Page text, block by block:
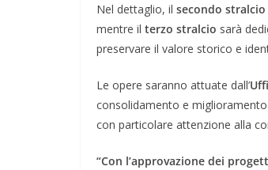
Nel dettaglio, il secondo stralcio
mentre il terzo stralcio sarà
preservare il valore storico e
Le opere saranno attuate dall’
consolidamento e
con particolare attenzione alla
“Con l’approvazione dei